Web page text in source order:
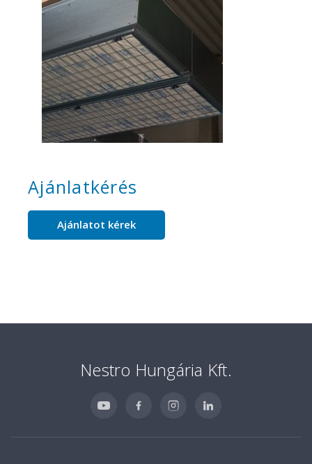
Ajánlatkérés
Ajánlatot kérek
Nestro Hungária Kft.